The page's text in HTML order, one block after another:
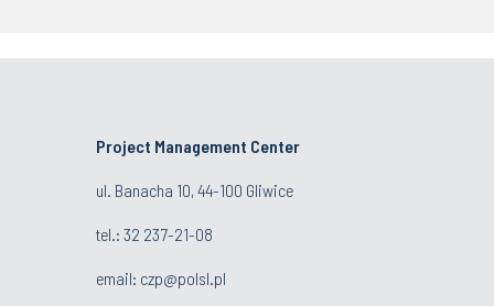
Project Management Center
ul. Banacha 10, 44-100 Gliwice
tel.: 32 237-21-08
email: czp@polsl.pl